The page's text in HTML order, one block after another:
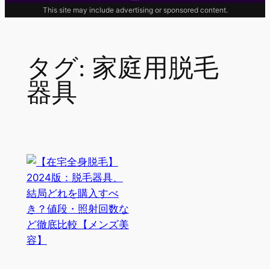
This site may include advertising or sponsored content.
タグ: 家庭用脱毛
器具